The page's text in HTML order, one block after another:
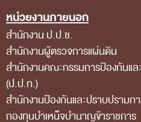
เอกสารที่เกี่ยวข้องกับคณะกรรม
คณะกรรมการมาตรฐานจริยธรรมข
บุคลากรอื่น
โครงสร้างคณะกรรมการ
เอกสารที่เกี่ยวข้อง
ตราสัญลักษณ์ สตง.
หน่วยงานภายนอก
สำนักงาน ป.ป.ช.
สำนักงานผู้ตรวจการแผ่นดิน
สำนักงานคณะกรรมการป้องกันแ
(ป.ป.ท.)
สำนักงานป้องกันและปราบปรามก
กองทุนบำเหน็จบำนาญข้าราชการ